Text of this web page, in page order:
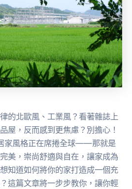
的北歐風、工業風？看著雜誌上
屋，反而感到更焦慮？別擔心！
家風格正在席捲全球——那就是
美，崇尚舒適與自在，讓家成為
知道如何將你的家打造成一個充
這篇文章將一步步教你，讓你輕